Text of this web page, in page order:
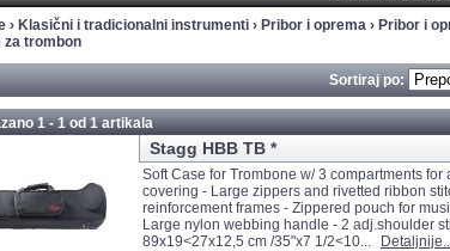
› Klasični i tradicionalni instrumenti › Pribor i oprema › Pribor i
za trombon
Sortiraj po:
1 - 1 od1 artikala
Stagg HBB TB *
Soft Case for Trombone w/ 3 compartments
covering - Large zippers and rivetted ribbon
reinforcement frames - Zippered pouch for
Large nylon webbing handle - 2 adj.shoulder
89x19<27x12,5 cm /35"x7 1/2<10...